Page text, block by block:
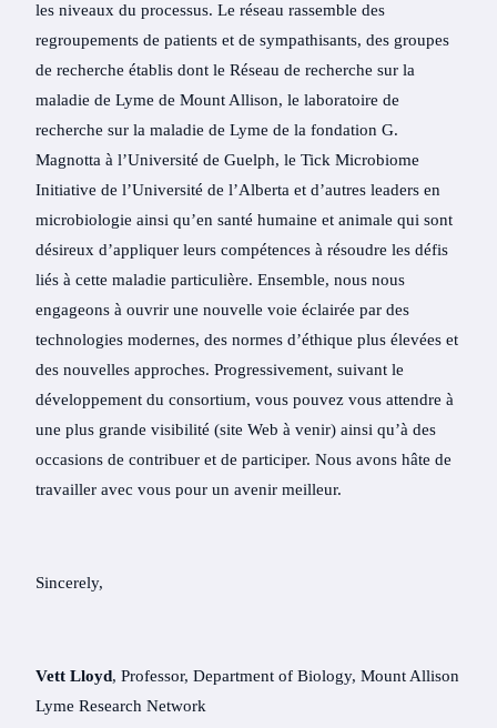
les niveaux du processus. Le réseau rassemble des
regroupements de patients et de sympathisants, des groupes
de recherche établis dont le Réseau de recherche sur la
maladie de Lyme de Mount Allison, le laboratoire de
recherche sur la maladie de Lyme de la fondation G.
Magnotta à l’Université de Guelph, le Tick Microbiome
Initiative de l’Université de l’Alberta et d’autres leaders en
microbiologie ainsi qu’en santé humaine et animale qui sont
désireux d’appliquer leurs compétences à résoudre les défis
liés à cette maladie particulière. Ensemble, nous nous
engageons à ouvrir une nouvelle voie éclairée par des
technologies modernes, des normes d’éthique plus élevées et
des nouvelles approches. Progressivement, suivant le
développement du consortium, vous pouvez vous attendre à
une plus grande visibilité (site Web à venir) ainsi qu’à des
occasions de contribuer et de participer. Nous avons hâte de
travailler avec vous pour un avenir meilleur.
Sincerely,
Vett Lloyd, Professor, Department of Biology, Mount Allison
Lyme Research Network